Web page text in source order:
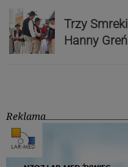
Trzy
Hanny Greń
Reklama